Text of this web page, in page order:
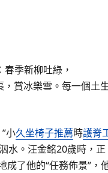
季新柳吐綠，
賞冰樂雪。每一個土
小久坐椅子推薦時護脊
水。汪金銘20歲時，正
成了他的“任務佈景”，